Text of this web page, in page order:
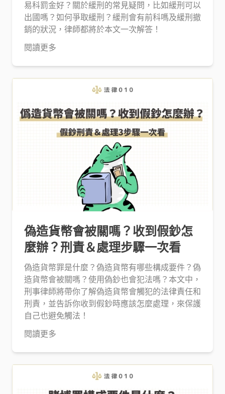
易科罰金好？關於緩刑的常見疑問，比如緩刑可以
出國嗎？如何爭取緩刑？緩刑會有前科嗎及緩刑撤
銷的狀況，律師都將於本文一次解答！
閱讀更多
偽造貨幣會被關嗎？收到假鈔怎
麼辦？刑責＆處理步驟一次看
偽造貨幣罪是什麼？偽造貨幣有哪些構成要件？偽
造貨幣會被關嗎？使用偽鈔也會犯法嗎？本文中，
刑事律師將帶你了解偽造貨幣會觸犯的法律責任和
刑責，並告訴你收到假鈔時應該怎麼處理，來保護
自己也避免觸法！
閱讀更多